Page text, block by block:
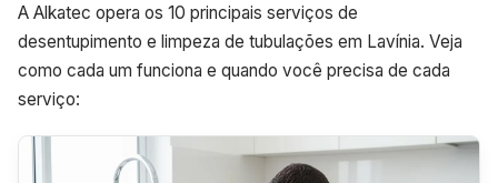
A Alkatec opera os 10 principais serviços de
desentupimento e limpeza de tubulações em Lavínia. Veja
como cada um funciona e quando você precisa de cada
serviço: